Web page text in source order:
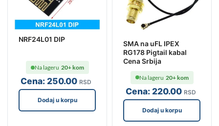
NRF24L01 DIP
Cena: 250.00 RSD
Na lageru 20+ kom
Dodaj u korpu
SMA na uFL IPEX
RG178 Pigtail kabal
Cena Srbija
Cena: 220.00 RSD
Na lageru 20+ kom
Dodaj u korpu